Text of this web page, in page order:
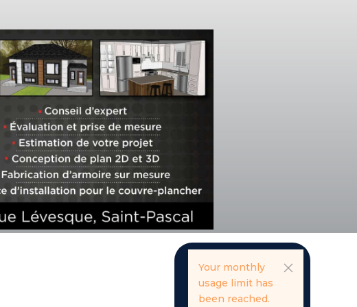
Your monthly
usage limit has
been reached.